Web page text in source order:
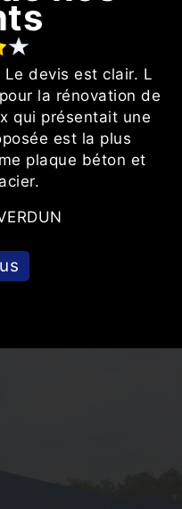
devis est clair. L
la rénovation de
qui présentait une
est la plus
plaque béton et